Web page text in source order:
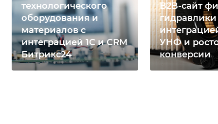
технологического
оборудования и
материалов с
интеграцией 1С и CRM
Битрикс24
B2B-сайт
гидравлики
УНФ и
конверсии